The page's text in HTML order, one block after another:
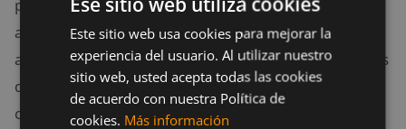
paralelo entre la creatina y el ácido málico para
aumentar más el rendimiento. Lamentablemente
aún no hay investigaciones que comparen los efectos
de la creatina malato frente a los de monohidrato de
creatina.
Este sitio web usa cookies para mejorar la
experiencia del usuario. Al utilizar nuestro
sitio web, usted acepta todas las cookies
de acuerdo con nuestra Política de
cookies. Más información